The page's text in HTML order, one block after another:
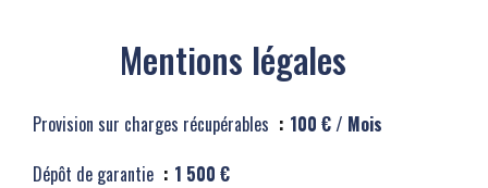
Mentions légales
Provision sur charges récupérables
100 € / Mois
Dépôt de garantie
1 500 €